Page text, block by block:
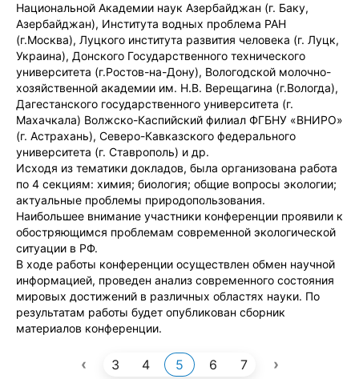
Национальной Академии наук Азербайджан (г. Баку,
Азербайджан), Института водных проблема РАН
(г.Москва), Луцкого института развития человека (г. Луцк,
Украина), Донского Государственного технического
университета (г.Ростов-на-Дону), Вологодской молочно-
хозяйственной академии им. Н.В. Верещагина (г.Вологда),
Дагестанского государственного университета (г.
Махачкала) Волжско-Каспийский филиал ФГБНУ «ВНИРО»
(г. Астрахань), Северо-Кавказского федерального
университета (г. Ставрополь) и др.
Исходя из тематики докладов, была организована работа
по 4 секциям: химия; биология; общие вопросы экологии;
актуальные проблемы природопользования.
Наибольшее внимание участники конференции проявили к
обостряющимся проблемам современной экологической
ситуации в РФ.
В ходе работы конференции осуществлен обмен научной
информацией, проведен анализ современного состояния
мировых достижений в различных областях науки. По
результатам работы будет опубликован сборник
материалов конференции.
‹ 3 4 5 6 7 ›